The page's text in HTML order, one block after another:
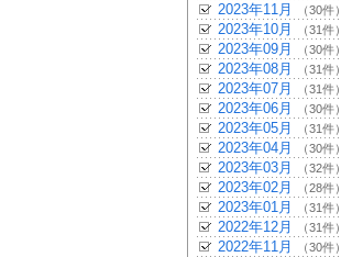
2023年11月 （30件）
2023年10月 （31件）
2023年09月 （30件）
2023年08月 （31件）
2023年07月 （31件）
2023年06月 （30件）
2023年05月 （31件）
2023年04月 （30件）
2023年03月 （32件）
2023年02月 （28件）
2023年01月 （31件）
2022年12月 （31件）
2022年11月 （30件）